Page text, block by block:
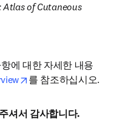
of Cutaneous
에 대한 자세한 내용
opens in new tab/
를 참조하십시오.
셔서 감사합니다.